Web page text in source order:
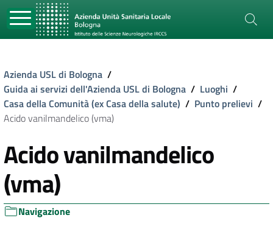
Azienda USL di Bologna /
Guida ai servizi dell'Azienda USL di Bologna / Luoghi /
Casa della Comunità (ex Casa della salute) / Punto prelievi /
Acido vanilmandelico (vma)
Acido vanilmandelico
(vma)
Navigazione